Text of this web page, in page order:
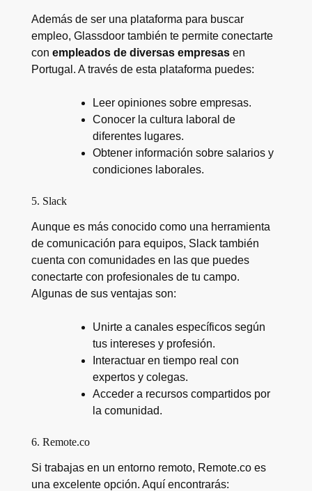
Además de ser una plataforma para buscar
empleo, Glassdoor también te permite conectarte
con empleados de diversas empresasen
Portugal. A través de esta plataforma puedes:
Leer opiniones sobre empresas.
Conocer la cultura laboral de
diferentes lugares.
Obtener información sobre salarios y
condiciones laborales.
5. Slack
Aunque es más conocido como una herramienta
de comunicación para equipos, Slack también
cuenta con comunidades en las que puedes
conectarte con profesionales de tu campo.
Algunas de sus ventajas son:
Unirte a canales específicos según
tus intereses y profesión.
Interactuar en tiempo real con
expertos y colegas.
Acceder a recursos compartidos por
la comunidad.
6. Remote.co
Si trabajas en un entorno remoto, Remote.co es
una excelente opción. Aquí encontrarás: